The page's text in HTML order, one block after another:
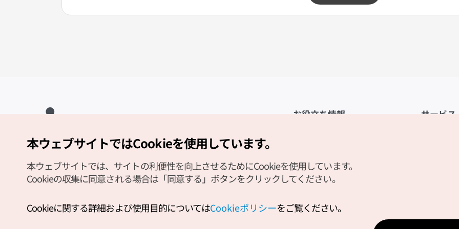
お役立ち情報
観光資料ダウンロード
デジタルブック／電子書籍
Odii
サービス
位置情報
Copyright (c) Korea Tourism Organization All Rights Reserved.
サイトエラー報告
公式メール
本ウェブサイトではCookieを使用しています。
本ウェブサイトでは、サイトの利便性を向上させるためにCookieを使用しています。
Cookieの収集に同意される場合は「同意する」ボタンをクリックしてください。
Cookieに関する詳細および使用目的についてはCookieポリシーをご覧ください。